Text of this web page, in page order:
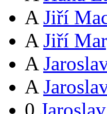
A Jiří
A Jiří
A
A